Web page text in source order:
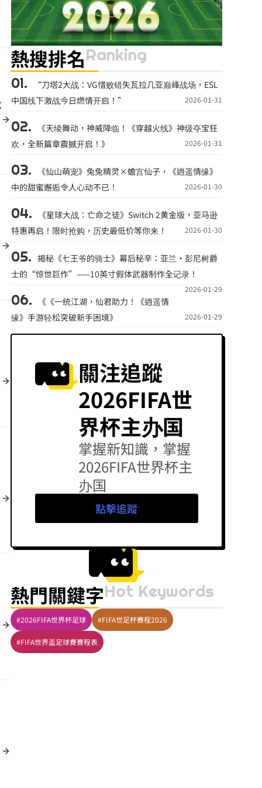
熱搜排名Ranking
“刀塔2大战：VG惜败错失瓦拉几亚巅峰战场，ESL
中国线下激战今日燃情开启！”
2026-01-31
《天绫舞动，神威降临！《穿越火线》神级夺宝狂
欢，全新篇章震撼开启！》
2026-01-31
《仙山萌宠》兔兔精灵×蟾宫仙子，《逍遥情缘》
中的甜蜜邂逅令人心动不已！
2026-01-30
《星球大战：亡命之徒》Switch 2黄金版，亚马逊
特惠再启！限时抢购，历史最低价等你来！
2026-01-30
揭秘《七王爷的骑士》幕后秘辛：亚兰·彭尼树爵
士的“惊世巨作”——10英寸假体武器制作全记录！
2026-01-29
《《一统江湖，仙君助力！《逍遥情
缘》手游轻松突破新手困境》
2026-01-29
關注追蹤
2026FIFA世
界杯主办国
掌握新知識，掌握
2026FIFA世界杯主
办国
點擊追蹤
熱門關鍵字Hot Keywords
#2026FIFA世界杯足球 #FIFA世足杯賽程2026
#FIFA世界盃足球賽賽程表